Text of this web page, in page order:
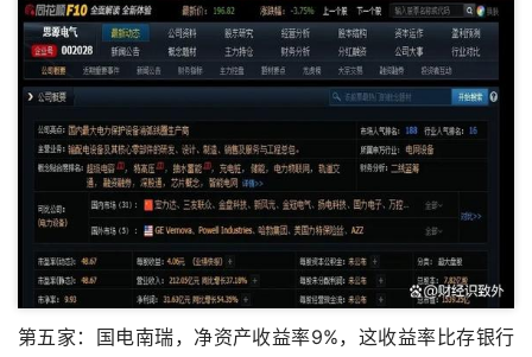
第五家：国电南瑞，净资产收益率9%，这收益率比存银行